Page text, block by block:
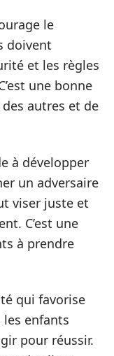
le
doivent
et les règles
une bonne
autres et de
à développer
un adversaire
viser juste et
C’est une
à prendre
qui favorise
les enfants
pour réussir.